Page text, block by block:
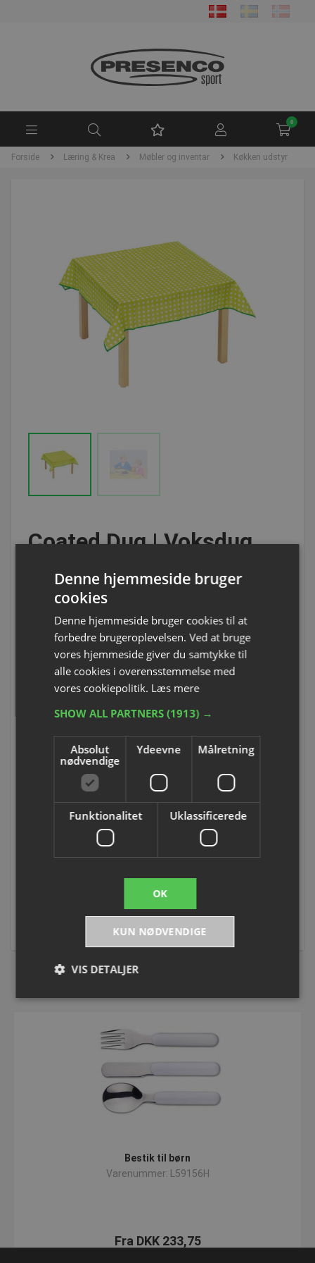
0
Forside Læring & Krea Møbler og inventar Køkken udstyr
Coated Dug | Voksdug
Varenummer: L53470H
Variant
Fra DKK 111,25
Prisen er pr. stk. og inkl. moms.
Tilføj til mine favoritter
Voksdugen beskytter dit bord. Dugen er let at rengøre. Ideelt til
Materiale: 100% polyester. Design med fine prikker.
Voksdugen leveres i to forskellige størrelser:
Bestik til børn
Varenummer: L59156H
Fra DKK 233,75
Denne hjemmeside bruger
cookies
Denne hjemmeside bruger cookies til at
forbedre brugeroplevelsen. Ved at bruge
vores hjemmeside giver du samtykke til
alle cookies i overensstemmelse med
vores cookiepolitik. Læs mere
SHOW ALL PARTNERS(1913) →
Absolut
nødvendige
Ydeevne Målretning
Funktionalitet Uklassificerede
OK
KUN NØDVENDIGE
VIS DETALJER
Absolut nødvendige
Funktionalitet
Uklassificerede
Absolut nødvendige cookies muliggør
hjemmesidens grundlæggende funktionalitet såsom
brugerlogin og kontoadministration. Hjemmesiden
kan ikke bruges korrekt uden de absolut
popup-signup-closed
.presencosport.dk
VISITOR_PRIVACY_METADATA
YouTube